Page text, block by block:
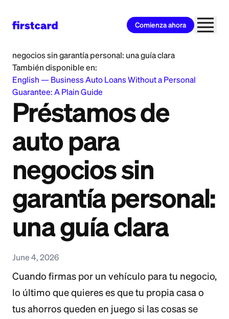
Comienza ahora
negocios sin garantía personal: una guía clara
También disponible en:
English — Business Auto Loans Without a Personal
Guarantee: A Plain Guide
Préstamos de
auto para
negocios sin
garantía personal:
una guía clara
June 4, 2026
Cuando firmas por un vehículo para tu negocio,
lo último que quieres es que tu propia casa o
tus ahorros queden en juego si las cosas se